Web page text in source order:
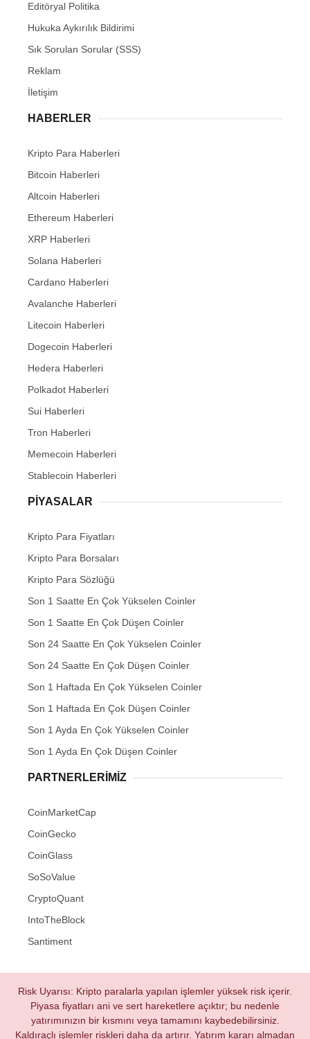
Editöryal Politika
Hukuka Aykırılık Bildirimi
Sık Sorulan Sorular (SSS)
Reklam
İletişim
HABERLER
Kripto Para Haberleri
Bitcoin Haberleri
Altcoin Haberleri
Ethereum Haberleri
XRP Haberleri
Solana Haberleri
Cardano Haberleri
Avalanche Haberleri
Litecoin Haberleri
Dogecoin Haberleri
Hedera Haberleri
Polkadot Haberleri
Sui Haberleri
Tron Haberleri
Memecoin Haberleri
Stablecoin Haberleri
PIYASALAR
Kripto Para Fiyatları
Kripto Para Borsaları
Kripto Para Sözlüğü
Son 1 Saatte En Çok Yükselen Coinler
Son 1 Saatte En Çok Düşen Coinler
Son 24 Saatte En Çok Yükselen Coinler
Son 24 Saatte En Çok Düşen Coinler
Son 1 Haftada En Çok Yükselen Coinler
Son 1 Haftada En Çok Düşen Coinler
Son 1 Ayda En Çok Yükselen Coinler
Son 1 Ayda En Çok Düşen Coinler
PARTNERLERIMIZ
CoinMarketCap
CoinGecko
CoinGlass
SoSoValue
CryptoQuant
IntoTheBlock
Santiment
Risk Uyarısı: Kripto paralarla yapılan işlemler yüksek risk içerir.
Piyasa fiyatları ani ve sert hareketlere açıktır; bu nedenle
yatırımınızın bir kısmını veya tamamını kaybedebilirsiniz.
Kaldıraçlı işlemler riskleri daha da artırır. Yatırım kararı almadan